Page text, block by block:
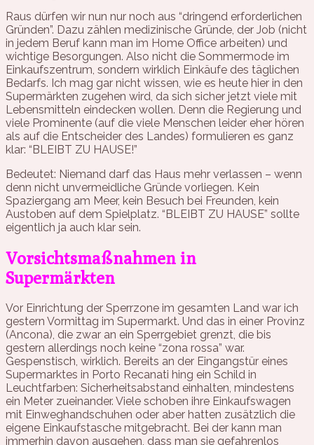
Raus dürfen wir nun nur noch aus “dringend erforderlichen
Gründen”. Dazu zählen medizinische Gründe, der Job (nicht
in jedem Beruf kann man im Home Office arbeiten) und
wichtige Besorgungen. Also nicht die Sommermode im
Einkaufszentrum, sondern wirklich Einkäufe des täglichen
Bedarfs. Ich mag gar nicht wissen, wie es heute hier in den
Supermärkten zugehen wird, da sich sicher jetzt viele mit
Lebensmitteln eindecken wollen. Denn die Regierung und
viele Prominente (auf die viele Menschen leider eher hören
als auf die Entscheider des Landes) formulieren es ganz
klar: “BLEIBT ZU HAUSE!”
Bedeutet: Niemand darf das Haus mehr verlassen – wenn
denn nicht unvermeidliche Gründe vorliegen. Kein
Spaziergang am Meer, kein Besuch bei Freunden, kein
Austoben auf dem Spielplatz. “BLEIBT ZU HAUSE” sollte
eigentlich ja auch klar sein.
Vorsichtsmaßnahmen in
Supermärkten
Vor Einrichtung der Sperrzone im gesamten Land war ich
gestern Vormittag im Supermarkt. Und das in einer Provinz
(Ancona), die zwar an ein Sperrgebiet grenzt, die bis
gestern allerdings noch keine “zona rossa” war.
Gespenstisch, wirklich. Bereits an der Eingangstür eines
Supermarktes in Porto Recanati hing ein Schild in
Leuchtfarben: Sicherheitsabstand einhalten, mindestens
ein Meter zueinander. Viele schoben ihre Einkaufswagen
mit Einweghandschuhen oder aber hatten zusätzlich die
eigene Einkaufstasche mitgebracht. Bei der kann man
immerhin davon ausgehen, dass man sie gefahrenlos